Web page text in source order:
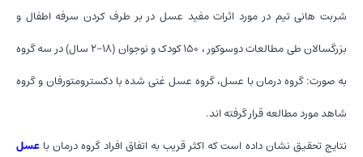
شربت هانی تیم در مورد اثرات مفید عسل در بر طرف کردن سرفه اطفال و
بزرگسالان طی مطالعات دوسوکور ، ۱۵۰ کودک و نوجوان (۱۸-۲ سال) در سه گروه
به صورت: گروه درمان با عسل، گروه عسل غنی شده با دکسترومتورفان و گروه
شاهد مورد مطالعه قرار گرفته اند.
نتایج تحقیق نشان داده است که اکثر قریب به اتفاق افراد گروه درمان با عسل